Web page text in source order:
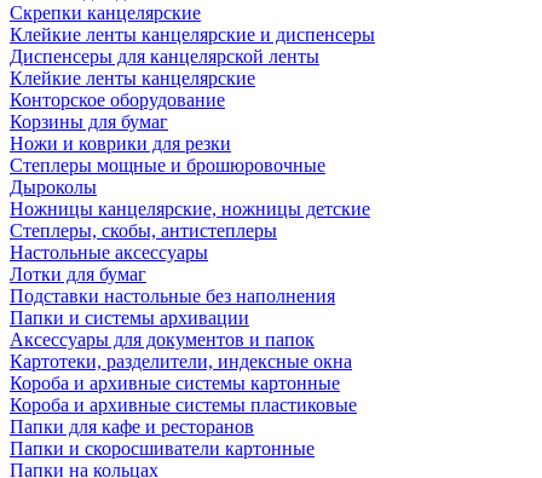
Скрепки канцелярские
Клейкие ленты канцелярские и диспенсеры
Диспенсеры для канцелярской ленты
Клейкие ленты канцелярские
Конторское оборудование
Корзины для бумаг
Ножи и коврики для резки
Степлеры мощные и брошюровочные
Дыроколы
Ножницы канцелярские, ножницы детские
Степлеры, скобы, антистеплеры
Настольные аксессуары
Лотки для бумаг
Подставки настольные без наполнения
Папки и системы архивации
Аксессуары для документов и папок
Картотеки, разделители, индексные окна
Короба и архивные системы картонные
Короба и архивные системы пластиковые
Папки для кафе и ресторанов
Папки и скоросшиватели картонные
Папки на кольцах